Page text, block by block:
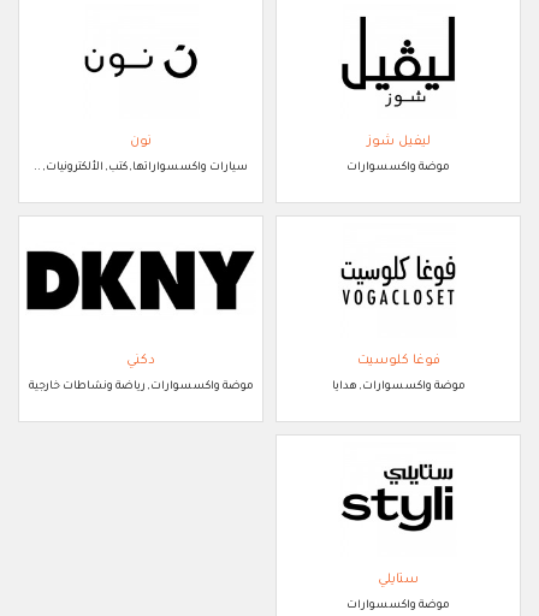
ليفيل شوز
موضة واكسسوارات
نون
سيارات واكسسواراتها, كتب, الألكترونيات, ..
فوغا كلوسيت
موضة واكسسوارات, هدايا
دكني
موضة واكسسوارات, رياضة ونشاطات خارجية
ستايلي
موضة واكسسوارات